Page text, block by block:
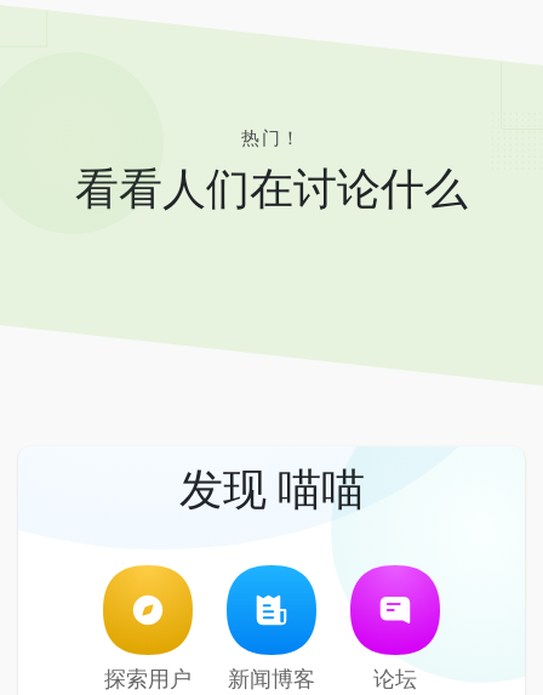
热门！
看看人们在讨论什么
发现 喵喵
探索用户 新闻博客 论坛